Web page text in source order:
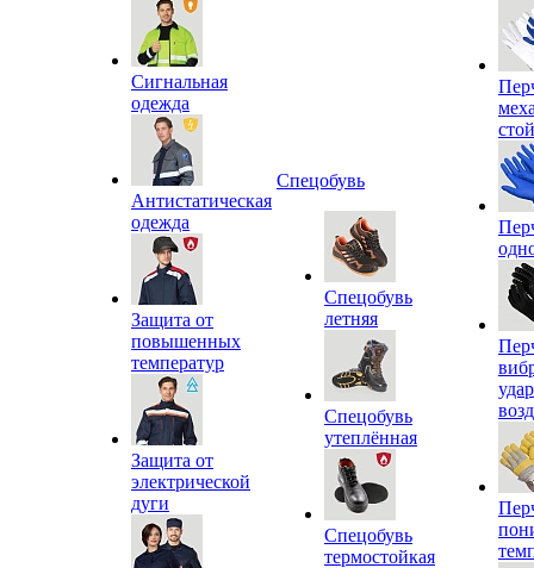
Сигнальная
одежда
Антистатическая
одежда
Защита от
повышенных
температур
Защита от
электрической
дуги
Спецобувь
Спецобувь
летняя
Спецобувь
утеплённая
Спецобувь
термостойкая